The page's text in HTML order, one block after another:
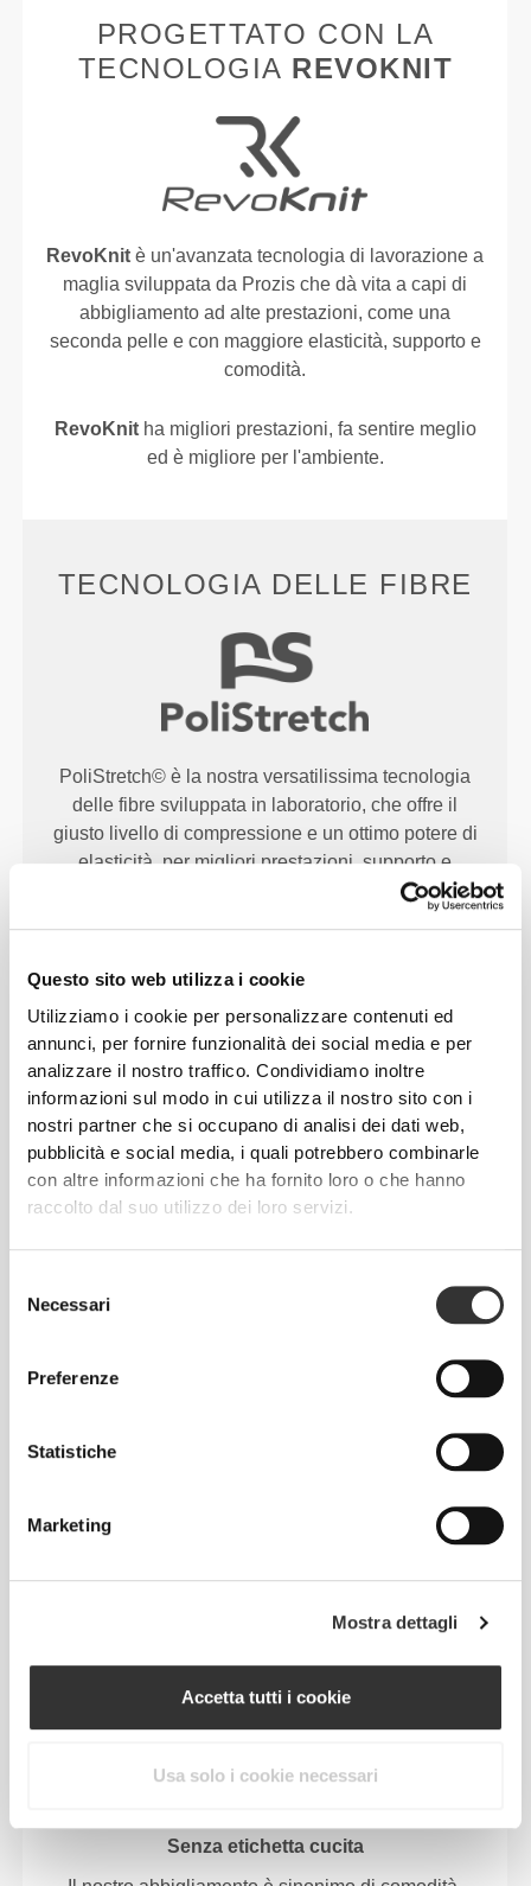
Questo sito web utilizza i cookie
Utilizziamo i cookie per personalizzare contenuti ed
annunci, per fornire funzionalità dei social media e per
analizzare il nostro traffico. Condividiamo inoltre
informazioni sul modo in cui utilizza il nostro sito con i
nostri partner che si occupano di analisi dei dati web,
pubblicità e social media, i quali potrebbero combinarle
con altre informazioni che ha fornito loro o che hanno
raccolto dal suo utilizzo dei loro servizi.
delNecessari
Preferenze
Statistiche
Marketing
Mostra dettagli
Accetta tutti i cookie
Usa solo i cookie necessari
PROGETTATO CON LA
TECNOLOGIA REVOKNIT
RevoKnit è un'avanzata tecnologia di lavorazione a
maglia sviluppata da Prozis che dà vita a capi di
abbigliamento ad alte prestazioni, come una
seconda pelle e con maggiore elasticità, supporto e
comodità.
RevoKnitha migliori prestazioni, fa sentire meglio
ed è migliore per l'ambiente.
TECNOLOGIA DELLE FIBRE
PoliStretch© è la nostra versatilissima tecnologia
delle fibre sviluppata in laboratorio, che offre il
giusto livello di compressione e un ottimo potere di
elasticità, per migliori prestazioni, supporto e
comodità. PoliStretch© ti tiene al fresco e
all'asciutto e favorisce la libertà di movimento.
CARATTERISTICHE DEL
PRODOTTO
IL NOSTRO MARCHIO È IL
Senza etichetta cucita